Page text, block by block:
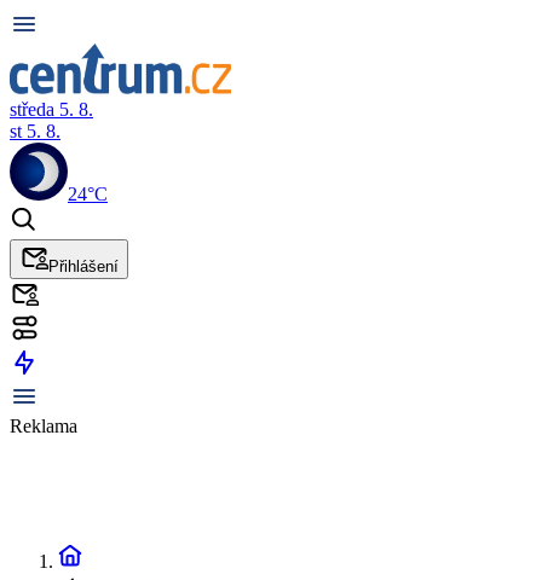
středa 5. 8.
st 5. 8.
24°C
Přihlášení
Reklama